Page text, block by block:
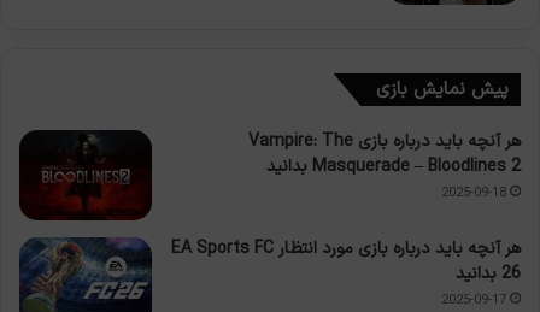
پیش نمایش بازی
هر آنچه باید درباره بازی Vampire: The
Masquerade – Bloodlines 2 بدانید
2025-09-18
هر آنچه باید درباره بازی مورد انتظار EA Sports FC
26 بدانید
2025-09-17